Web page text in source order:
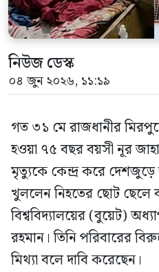
নিউজ ডেস্ক
০৪ জুন ২০২৬, ১১:১৯
গত ৩১ মে রাজধানীর
হওয়া ৭৫ বছর বয়সী নূর
মৃত্যুকে কেন্দ্র করে
খুললেন নিহতের ছোট ছেলে
বিশ্ববিদ্যালয়ের (বুয়েট)
রহমান। তিনি পরিবারের
মিথ্যা বলে দাবি করেছেন।